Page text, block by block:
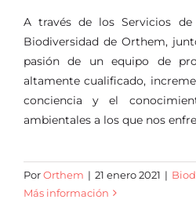
A través de los Servicios
Biodiversidad de Orthem,
pasión de un equipo de
altamente cualificado,
conciencia y el
ambientales a los que nos
PorOrthem | 21 enero 2021 |
Más información